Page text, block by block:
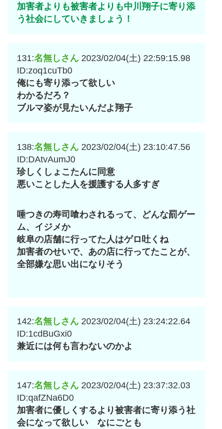
加害者よりも被害者よりも中川翔子に寄り添
う社会にしていきましょう！
131:名無しさん 2023/02/04(土) 22:59:15.98
ID:zoq1cuTb0
俺にも寄り添って欲しい
わかるだろ？
ブルマ姿が見たいんだよ翔子
138:名無しさん 2023/02/04(土) 23:10:47.56
ID:DAtvAumJ0
珍しくしょこたんに同意
悪いことした人を援護する人多すぎ
唾つきの寿司喰わされるって、どんな罰ゲー
ム、イジメか
岐阜の店舗に行ってた人はゲロ吐くね
加害者のせいで、あの店に行ってたことが、
全部嫌な思い出になりそう
142:名無しさん 2023/02/04(土) 23:24:22.64
ID:1cdBuGxi0
兼近には何も言わないのかよ
147:名無しさん 2023/02/04(土) 23:37:32.03
ID:qafZNa6D0
加害者に優しくするより被害者に寄り添う社
会になって欲しい なにごとも